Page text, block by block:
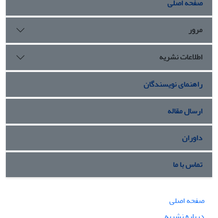
بر اساس روش سوات از راهبردهای تدافعی(wt) استفاده شده
است. برخی از یافته های تحقیق عبارتند از: تقویت روحیه وحدت و
ایستادگی، تقویت سطح آگاهی و بصیرت در میان مسلمانان و ... را
می توان نام برد.
مرور
اطلاعات نشریه
راهنمای نویسندگان
ارسال مقاله
داوران
تماس با ما
صفحه اصلی